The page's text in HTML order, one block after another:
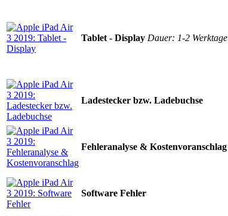
Tablet - Display Dauer: 1-2 Werktage
Ladestecker bzw. Ladebuchse
Fehleranalyse & Kostenvoranschlag
Software Fehler